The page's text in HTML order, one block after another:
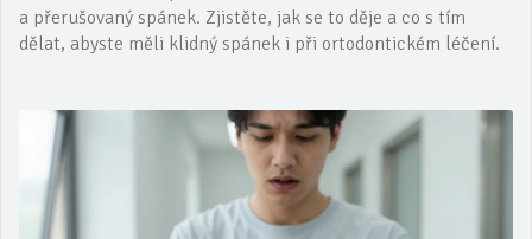
a přerušovaný spánek. Zjistěte, jak se to děje a co s tím
dělat, abyste měli klidný spánek i při ortodontickém léčení.